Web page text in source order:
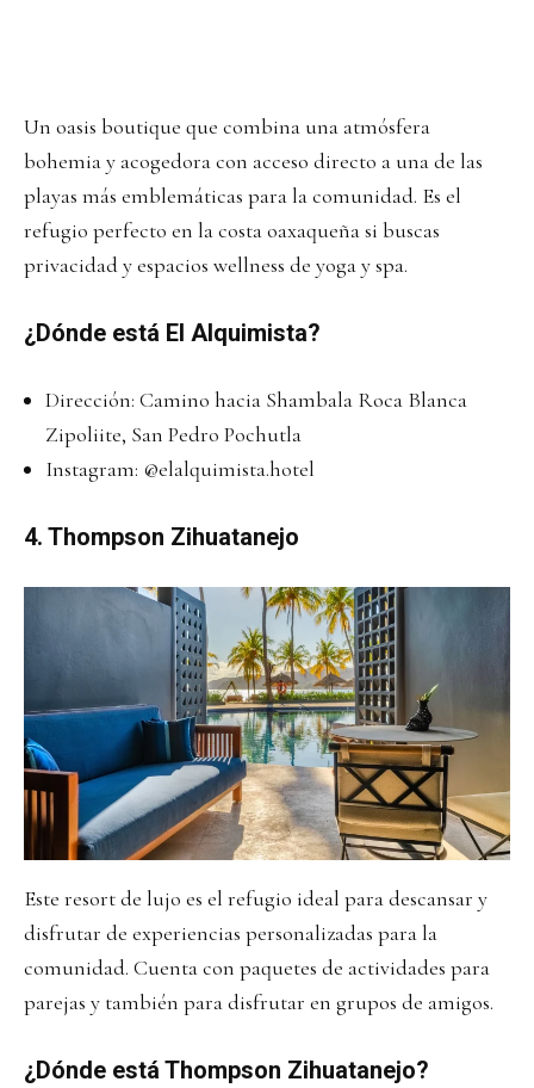
Un oasis boutique que combina una atmósfera
bohemia y acogedora con acceso directo a una de las
playas más emblemáticas para la comunidad. Es el
refugio perfecto en la costa oaxaqueña si buscas
privacidad y espacios wellness de yoga y spa.
¿Dónde está El Alquimista?
Dirección: Camino hacia Shambala Roca Blanca
Zipoliite, San Pedro Pochutla
Instagram: @elalquimista.hotel
4. Thompson Zihuatanejo
Este resort de lujo es el refugio ideal para descansar y
disfrutar de experiencias personalizadas para la
comunidad. Cuenta con paquetes de actividades para
parejas y también para disfrutar en grupos de amigos.
¿Dónde está Thompson Zihuatanejo?